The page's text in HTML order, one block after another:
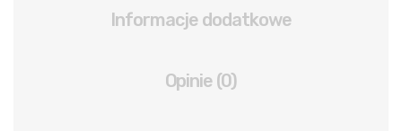
Informacje dodatkowe
Opinie (0)